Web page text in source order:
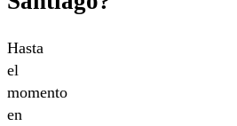
Hasta
el
momento
en